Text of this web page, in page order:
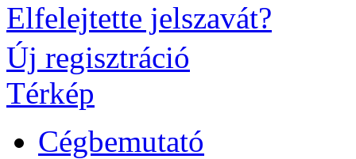
Elfelejtette jelszavát?
Új regisztráció
Térkép
Cégbemutató